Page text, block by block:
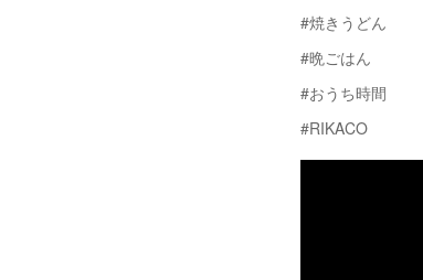
#焼きうどん
#晩ごはん
#おうち時間
#RIKACO